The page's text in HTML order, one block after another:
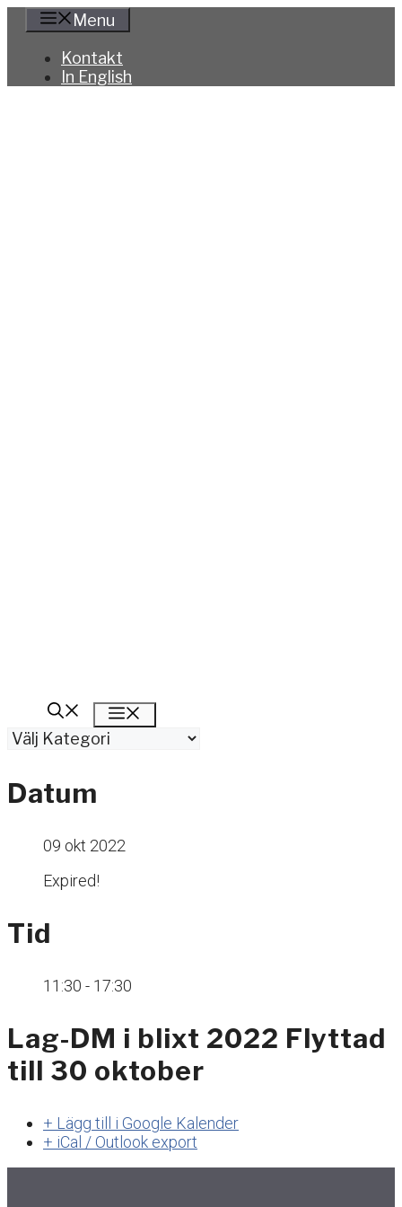
Hoppa
innehåll
Menu
Kontakt
In English
Kategorier
Datum
09 okt 2022
Expired!
Tid
11:30 - 17:30
Lag-DM i blixt 2022 Flyttad
till 30 oktober
+ Lägg till i Google Kalender
+ iCal / Outlook export